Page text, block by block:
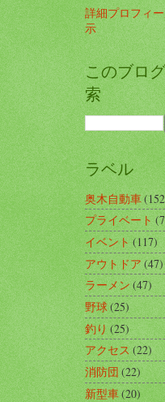
詳細プロフィ
示
このブロ
索
ラベル
奥木自動車
プライベート
イベント(117)
アウトドア(47)
ラーメン(47)
野球(25)
釣り(25)
アクセス(22)
消防団(22)
新型車(20)